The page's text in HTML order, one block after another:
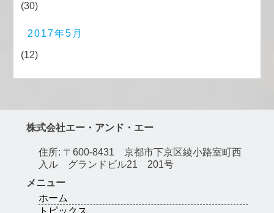
(30)
2017年5月
(12)
株式会社エー・アンド・エー
住所: 〒600-8431 京都市下京区綾小路室町西
入ル グランドビル21 201号
メニュー
ホーム